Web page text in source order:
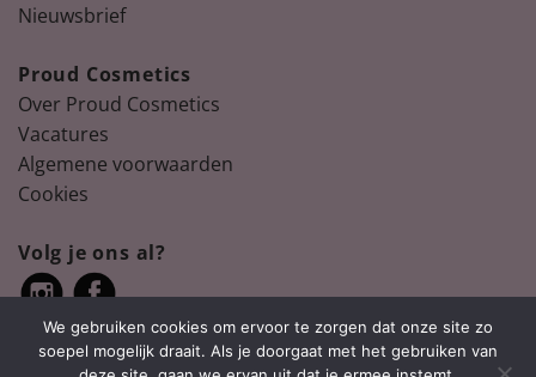
Nieuwsbrief
Proud Cosmetics
Over Proud Cosmetics
Vacatures
Algemene voorwaarden
Cookies
Volg je ons al?
We gebruiken cookies om ervoor te zorgen dat onze site zo
soepel mogelijk draait. Als je doorgaat met het gebruiken van